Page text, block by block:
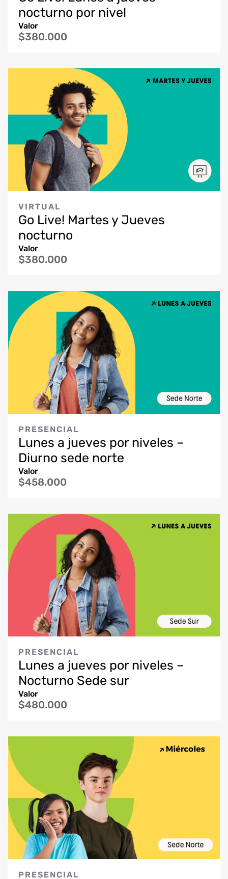
nocturno por nivel
Valor
$380.000
VIRTUAL
Go Live! Martes y Jueves
nocturno
Valor
$380.000
PRESENCIAL
Lunes a jueves por niveles –
Diurno sede norte
Valor
$458.000
PRESENCIAL
Lunes a jueves por niveles –
Nocturno Sede sur
Valor
$480.000
PRESENCIAL